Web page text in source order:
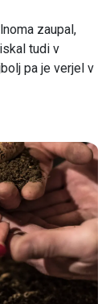
zaupal,
tudi v
pa je verjel v